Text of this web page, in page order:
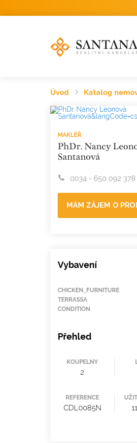
Úvod Katalog
MAKLÉŘ
PhDr. Nancy
Santanová
0034 - 650 092 378
MÁM ZÁJEM O
Vybavení
CHICKEN_FURNITURE
TERRASSA
CONDITION
Přehled
KOUPELNY
2
REFERENCE
CDL0085N